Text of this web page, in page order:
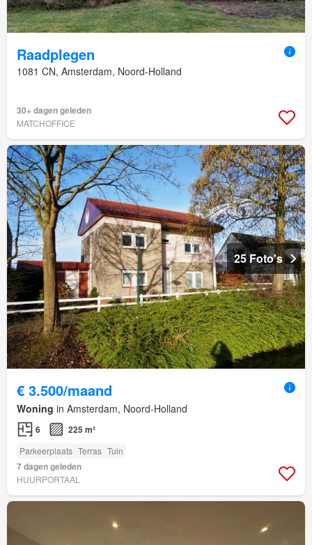
Raadplegen
1081 CN, Amsterdam, Noord-Holland
30+ dagen geleden
MATCHOFFICE
25 Foto's
€ 3.500/maand
Woning in Amsterdam, Noord-Holland
6 225 m²
Parkeerplaats Terras Tuin
7 dagen geleden
HUURPORTAAL